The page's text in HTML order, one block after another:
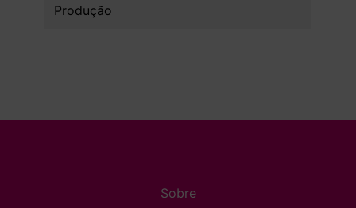
Produção
Sobre